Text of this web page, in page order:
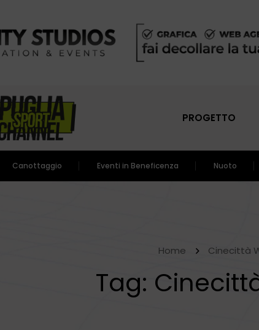
PROGETTO
Canottaggio Eventi in Beneficenza Nuoto
Home Cinecittà
Tag: